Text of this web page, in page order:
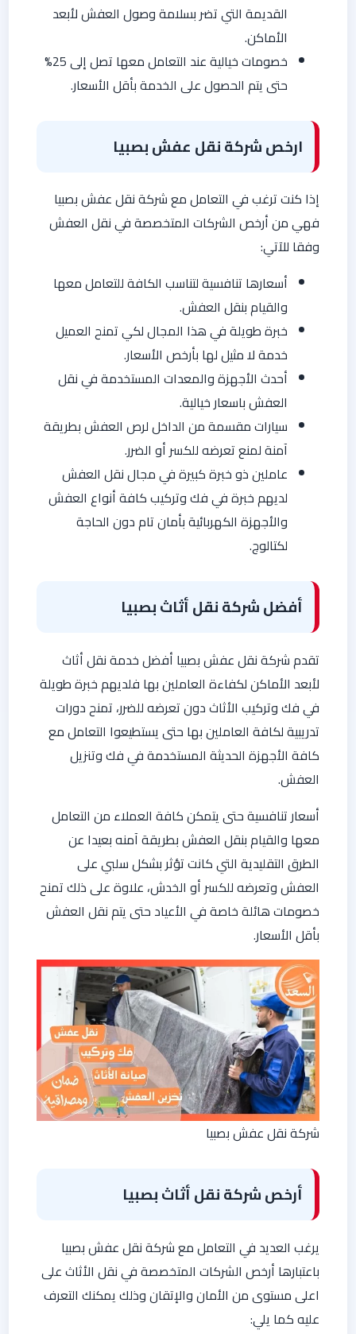
القديمة التي تضر بسلامة وصول العفش لأبعد
الأماكن.
خصومات خيالية عند التعامل معها تصل إلى 25%
حتى يتم الحصول على الخدمة بأقل الأسعار.
ارخص شركة نقل عفش بصبيا
إذا كنت ترغب في التعامل مع شركة نقل عفش بصبيا
فهي من أرخص الشركات المتخصصة في نقل العفش
وفقا للآتي:
أسعارها تنافسية لتناسب الكافة للتعامل معها
والقيام بنقل العفش.
خبرة طويلة في هذا المجال لكي تمنح العميل
خدمة لا مثيل لها بأرخص الأسعار.
أحدث الأجهزة والمعدات المستخدمة في نقل
العفش باسعار خيالية.
سيارات مقسمة من الداخل لرص العفش بطريقة
آمنة لمنع تعرضه للكسر أو الضرر.
عاملين ذو خبرة كبيرة في مجال نقل العفش
لديهم خبرة في فك وتركيب كافة أنواع العفش
والأجهزة الكهربائية بأمان تام دون الحاجة
لكتالوج.
أفضل شركة نقل أثاث بصبيا
تقدم شركة نقل عفش بصبيا أفضل خدمة نقل أثاث
لأبعد الأماكن لكفاءة العاملين بها فلديهم خبرة طويلة
في فك وتركيب الأثاث دون تعرضه للضرر، تمنح دورات
تدريبية لكافة العاملين بها حتى يستطيعوا التعامل مع
كافة الأجهزة الحديثة المستخدمة في فك وتنزيل
العفش.
أسعار تنافسية حتى يتمكن كافة العملاء من التعامل
معها والقيام بنقل العفش بطريقة آمنه بعيدا عن
الطرق التقليدية التي كانت تؤثر بشكل سلبي على
العفش وتعرضه للكسر أو الخدش، علاوة على ذلك تمنح
خصومات هائلة خاصة في الأعياد حتى يتم نقل العفش
بأقل الأسعار.
شركة نقل عفش بصبيا
أرخص شركة نقل أثاث بصبيا
يرغب العديد في التعامل مع شركة نقل عفش بصبيا
باعتبارها أرخص الشركات المتخصصة في نقل الأثاث على
اعلى مستوى من الأمان والإتقان وذلك يمكنك التعرف
عليه كما يلي: